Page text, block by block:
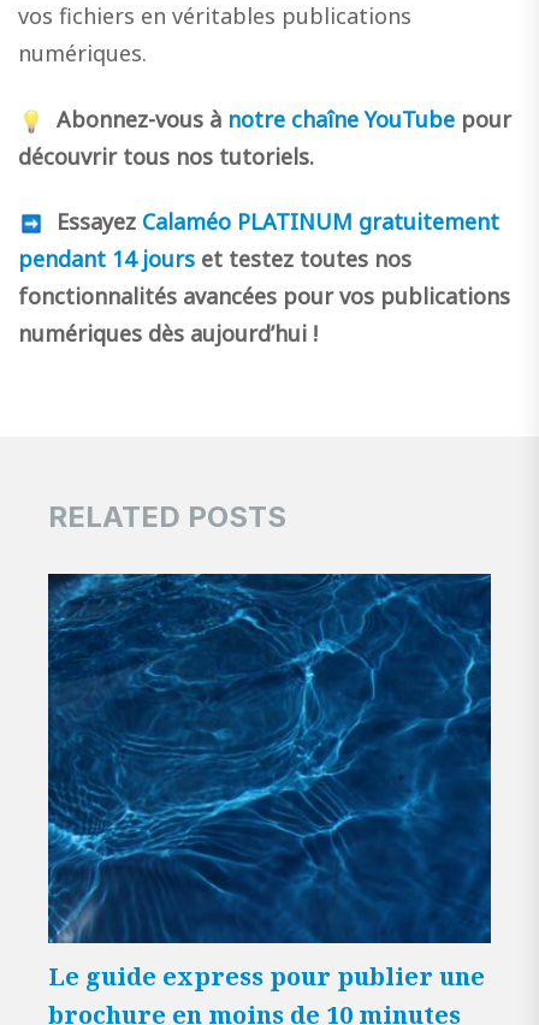
vos fichiers en véritables publications
numériques.
Abonnez-vous à notre chaîne YouTube pour
découvrir tous nos tutoriels.
Essayez Calaméo PLATINUM gratuitement
pendant 14 jours et testez toutes nos
fonctionnalités avancées pour vos publications
numériques dès aujourd’hui !
RELATED POSTS
Le guide express pour publier une
brochure en moins de 10 minutes